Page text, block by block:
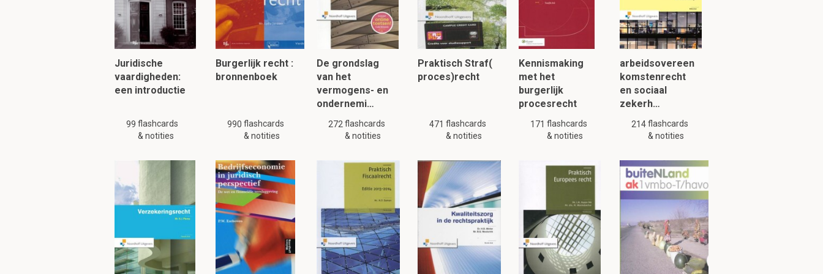
Weren van de schuldenaar die tot afwijzing faillissementsverzoek kunnen leiden:
Schuldeiser voldoet niet aan de voorwaarden voor faillietverklaring in art. 6 lid 3 Fw.
De verzoeker heeft geen redelijk belang
De schuldeiser maakt misbruik van bevoegdheid 3:13 BW
De schuldeiser heeft zijn recht om het faillissement van de schuldenaar aan te vragen verwerkt.
niet tot een afwijzing, de curator is degene die dit moet onderzoeken en de rechter mag hier niet op
vooruit lopen.
2.3.3 Hoger beroep
Door wie kan hoger beroep worden ingesteld?
Juridische
vaardigheden:
een introductie
99 flashcards
& notities
Burgerlijk recht :
bronnenboek
990 flashcards
& notities
De grondslag
van het
vermogens- en
ondernemi…
272 flashcards
& notities
Praktisch Straf(
proces)recht
471 flashcards
& notities
Kennismaking
met het
burgerlijk
procesrecht
171 flashcards
& notities
arbeidsovereen
komstenrecht
en sociaal
zekerh…
214flashcards
& notities